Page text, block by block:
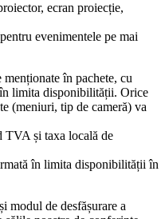
ecran proiecție,
evenimentele pe mai
în pachete, cu
limita disponibilității. Orice
(meniuri, tip de cameră) va
și taxa locală de
în limita disponibilității în
modul de desfășurare a